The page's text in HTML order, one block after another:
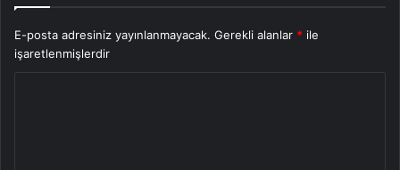
E-posta adresiniz yayınlanmayacak. Gerekli alanlar * ile
işaretlenmişlerdir